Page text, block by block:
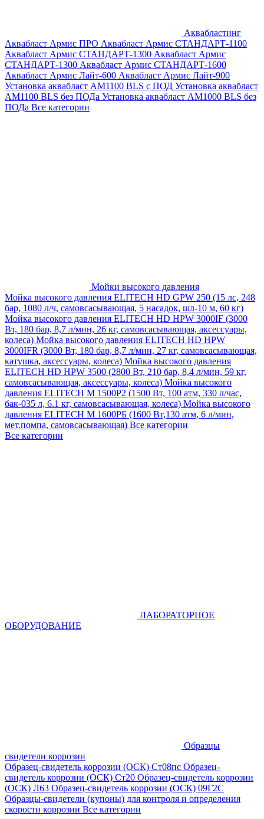
Аквабластинг
Аквабласт Армис ПРО Аквабласт Армис СТАНДАРТ-1100
Аквабласт Армис СТАНДАРТ-1300 Аквабласт Армис
СТАНДАРТ-1300 Аквабласт Армис СТАНДАРТ-1600
Аквабласт Армис Лайт-600 Аквабласт Армис Лайт-900
Установка аквабласт AM1100 BLS с ПОД Установка аквабласт
AM1100 BLS без ПОДа Установка аквабласт AM1000 BLS без
ПОДа Все категории
Мойки высокого давления
Мойка высокого давления ELITECH HD GPW 250 (15 лс, 248
бар, 1080 л/ч, самовсасывающая, 5 насадок, шл-10 м, 60 кг)
Мойка высокого давления ELITECH HD HPW 3000IF (3000
Вт, 180 бар, 8,7 л/мин, 26 кг, самовсасывающая, аксессуары,
колеса) Мойка высокого давления ELITECH HD HPW
3000IFR (3000 Вт, 180 бар, 8,7 л/мин, 27 кг, самовсасывающая,
катушка, аксессуары, колеса) Мойка высокого давления
ELITECH HD HPW 3500 (2800 Вт, 210 бар, 8,4 л/мин, 59 кг,
самовсасывающая, аксессуары, колеса) Мойка высокого
давления ELITECH M 1500P2 (1500 Вт, 100 атм, 330 л/час,
бак-035 л, 6.1 кг, самовсасывающая, колеса) Мойка высокого
давления ELITECH М 1600РБ (1600 Вт,130 атм, 6 л/мин,
мет.помпа, самовсасывающая) Все категории
Все категории
ЛАБОРАТОРНОЕ
ОБОРУДОВАНИЕ
Образцы
свидетели коррозии
Образец-свидетель коррозии (ОСК) Ст08пс Образец-
свидетель коррозии (ОСК) Ст20 Образец-свидетель коррозии
(ОСК) Л63 Образец-свидетель коррозии (ОСК) 09Г2С
Образцы-свидетели (купоны) для контроля и определения
скорости коррозии Все категории